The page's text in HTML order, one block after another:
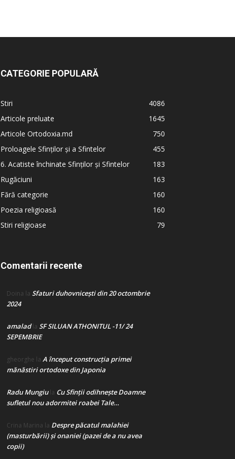
CATEGORIE POPULARĂ
Stiri
4086
Articole preluate
1645
Articole Ortodoxia.md
750
Proloagele Sfinților și a Sfintelor
455
6. Acatiste închinate Sfinților și Sfintelor
183
Rugăciuni
163
Fără categorie
160
Poezia religioasă
160
Stiri religioase
79
Comentarii recente
Doina la Sfaturi duhovnicești din 20 octombrie
2024
amaladla SF SILUAN ATHONITUL -11/ 24
SEPEMBRIE
gheorghe la A început construcţia primei
mănăstiri ortodoxe din Japonia
Radu Mungiula Cu Sfinții odihnește Doamne
sufletul nou adormitei roabei Tale…
Crina Marina la Despre păcatul malahiei
(masturbării) şi onaniei (pazei de a nu avea
copii)